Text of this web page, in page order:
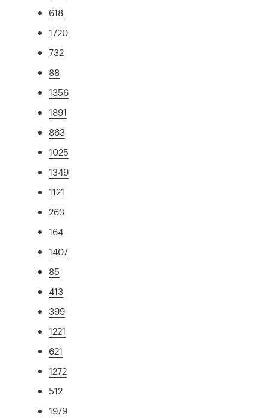
618
1720
732
88
1356
1891
863
1025
1349
1121
263
164
1407
85
413
399
1221
621
1272
512
1979